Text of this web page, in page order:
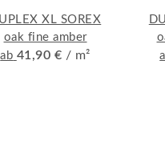
XL SOREX
oak fine amber
ab 41,90 € / m²